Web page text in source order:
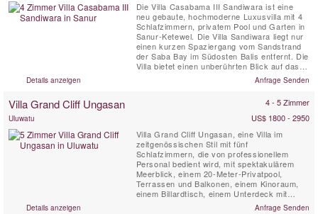
Die Villa Casabama III Sandiwara ist eine
neu gebaute, hochmoderne Luxusvilla mit 4
Schlafzimmern, privatem Pool und Garten in
Sanur-Ketewel. Die Villa Sandiwara liegt nur
einen kurzen Spaziergang vom Sandstrand
der Saba Bay im Südosten Balis entfernt. Die
Villa bietet einen unberührten Blick auf das
nahe Meer und den Vulkan. Die Villa
Casabama III Sandiwara befindet sich auf
besteht aus drei unabhängigen Luxusvillen
Details anzeigen Anfrage Senden
Villa Grand Cliff Ungasan 4 - 5 Zimmer
Uluwatu
US$ 1800 - 2950
Villa Grand Cliff Ungasan, eine Villa im
zeitgenössischen Stil mit fünf
Schlafzimmern, die von professionellem
Personal bedient wird, mit spektakulärem
Meerblick, einem 20-Meter-Privatpool,
Terrassen und Balkonen, einem Kinoraum,
einem Billardtisch, einem Unterdeck mit
Whirlpool-Badewanne und einem
Details anzeigen Anfrage Senden